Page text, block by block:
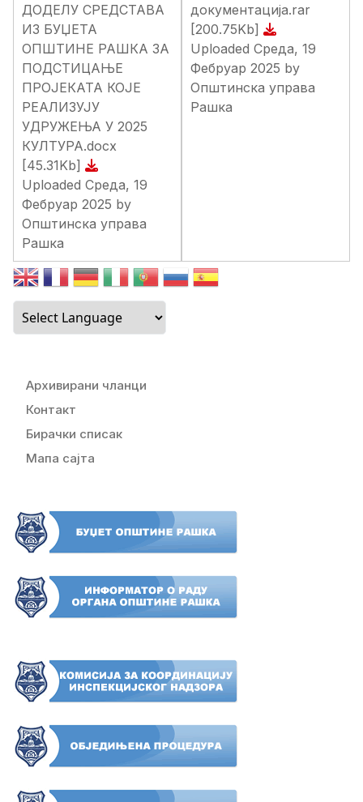
ДОДЕЛУ СРЕДСТАВА
ИЗ БУЏЕТА
ОПШТИНЕ РАШКА ЗА
ПОДСТИЦАЊЕ
ПРОЈЕКАТА КОЈЕ
РЕАЛИЗУЈУ
УДРУЖЕЊА У 2025
КУЛТУРА.docx
[45.31Kb]
Uploaded Среда, 19
Фебруар 2025 by
Општинска управа
Рашка
документација.rar
[200.75Kb]
Uploaded Среда, 19
Фебруар 2025 by
Општинска управа
Рашка
Архивирани чланци
Контакт
Бирачки списак
Мапа сајта